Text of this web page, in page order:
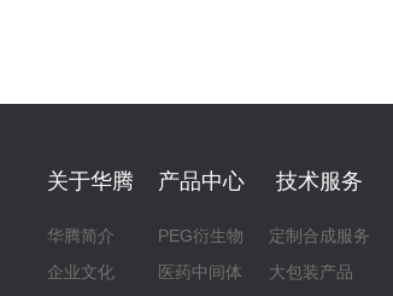
关于华腾
华腾简介
企业文化
产品中心
PEG衍生物
医药中间体
技术服务
定制合成服务
大包装产品